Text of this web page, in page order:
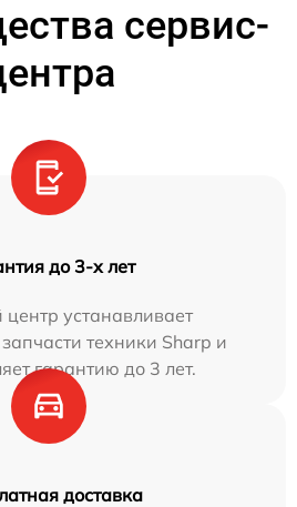
сервис-
до 3-х лет
устанавливает
техники Sharp и
гарантию до 3 лет.
доставка